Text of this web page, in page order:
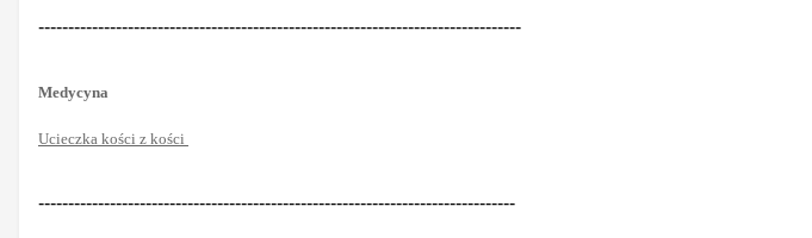
---------------------------------------------------------------------------------
Medycyna
Ucieczka kości z kości
--------------------------------------------------------------------------------